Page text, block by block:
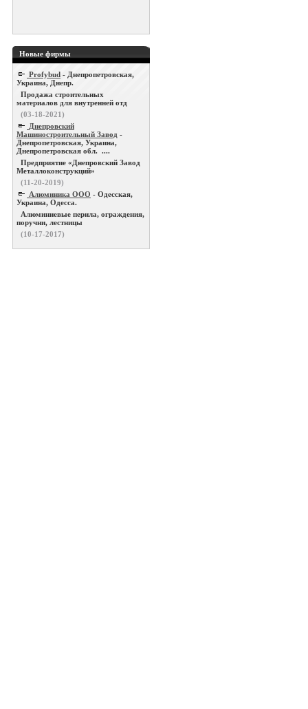
Новые фирмы
Profybud - Днепропетровская,
Украина, Днепр.
Продажа строительных
материалов для внутренней отд
(03-18-2021)
Днепровский
Машиностроительный Завод -
Днепропетровская, Украина,
Днепропетровская обл. ....
Предприятие «Днепровский Завод
Металлоконструкций»
(11-20-2019)
Алюминика ООО - Одесская,
Украина, Одесса.
Алюминиевые перила, ограждения,
поручни, лестницы
(10-17-2017)